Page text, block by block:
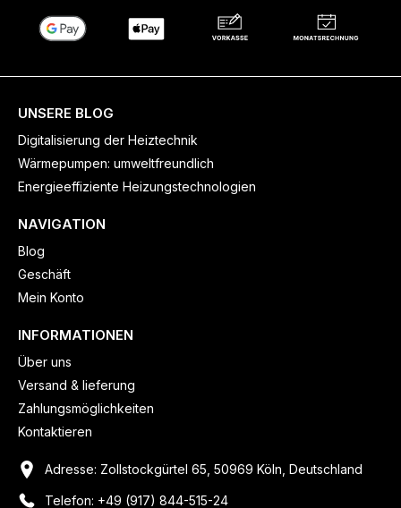
UNSERE BLOG
Digitalisierung der Heiztechnik
Wärmepumpen: umweltfreundlich
Energieeffiziente Heizungstechnologien
NAVIGATION
Blog
Geschäft
Mein Konto
INFORMATIONEN
Über uns
Versand & lieferung
Zahlungsmöglichkeiten
Kontaktieren
Adresse: Zollstockgürtel 65, 50969 Köln, Deutschland
Telefon: +49 (917) 844-515-24